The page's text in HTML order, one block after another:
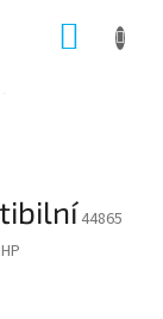
44865
HP